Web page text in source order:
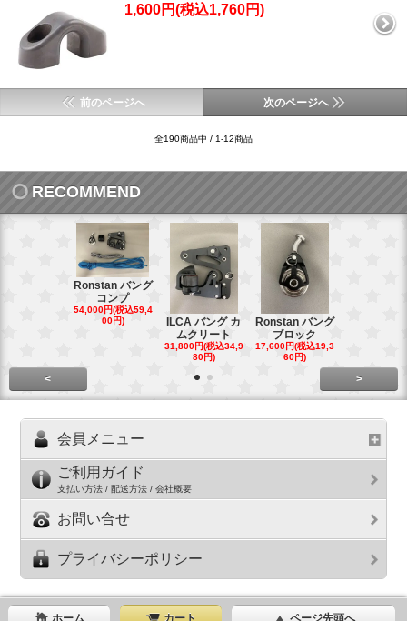
1,600円(税込1,760円)
前のページへ 次のページへ
全190商品中 / 1-12商品
RECOMMEND
Ronstan バング
コンプ
54,000円(税込59,4
00円)
ILCA バング カ
ムクリート
31,800円(税込34,9
80円)
Ronstan バング
ブロック
17,600円(税込19,3
60円)
< >
会員メニュー
ご利用ガイド
支払い方法 / 配送方法 / 会社概要
お問い合せ
プライバシーポリシー
ホーム カート ページ先頭へ